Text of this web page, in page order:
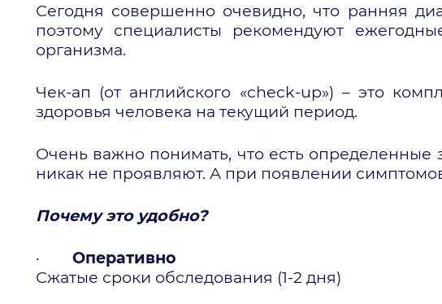
Сегодня совершенно очевидно, что ранняя
поэтому специалисты рекомендуют
организма.
Чек-ап (от английского «check-up») – это
здоровья человека на текущий период.
Очень важно понимать, что есть
никак не проявляют. А при появлении
Почему это удобно?
· Оперативно
Сжатые сроки обследования (1-2 дня)